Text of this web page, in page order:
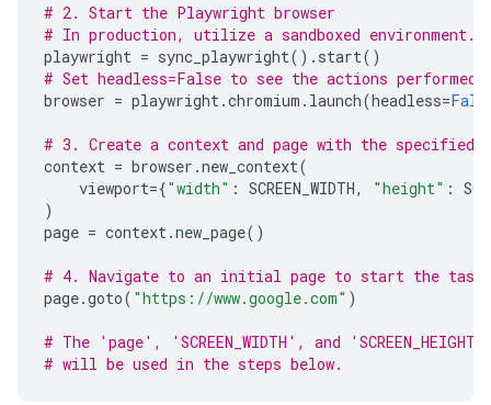
# 2. Start the Playwright browser
# In production, utilize a sandboxed environment.
playwright = sync_playwright() . start()
# Set headless=False to see the actions performed
browser = playwright.chromium . launch(headless=
# 3. Create a context and page with the specified
context = browser .new_context(
viewport={"width" : SCREEN_WIDTH, "height" :
)
page = context.new_page()
# 4. Navigate to an initial page to start the task
page.goto( "https://www.google.com" )
# The 'page', 'SCREEN_WIDTH', and
# will be used in the steps below.